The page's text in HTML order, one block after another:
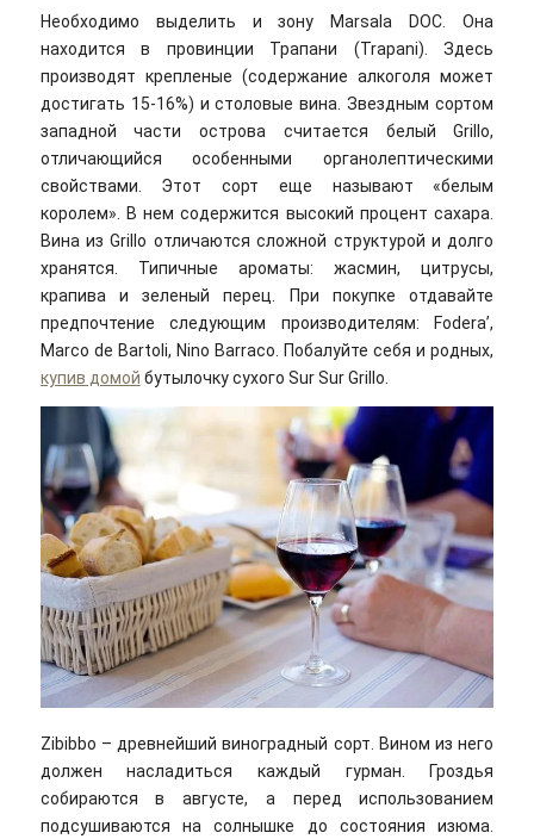
Необходимо выделить и зону Marsala DOC. Она
находится в провинции Трапани (Trapani). Здесь
производят крепленые (содержание алкоголя может
достигать 15-16%) и столовые вина. Звездным сортом
западной части острова считается белый Grillo,
отличающийся особенными органолептическими
свойствами. Этот сорт еще называют «белым
королем». В нем содержится высокий процент сахара.
Вина из Grillo отличаются сложной структурой и долго
хранятся. Типичные ароматы: жасмин, цитрусы,
крапива и зеленый перец. При покупке отдавайте
предпочтение следующим производителям: Fodera’,
Marco de Bartoli, Nino Barraco. Побалуйте себя и родных,
купив домой бутылочку сухого Sur Sur Grillo.
Zibibbo – древнейший виноградный сорт. Вином из него
должен насладиться каждый гурман. Гроздья
собираются в августе, а перед использованием
подсушиваются на солнышке до состояния изюма.